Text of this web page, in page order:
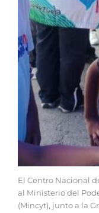
El Centro Nacional
al Ministerio del
(Mincyt), junto a la